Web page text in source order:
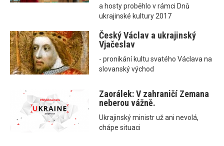
a hosty proběhlo v rámci Dnů
ukrajinské kultury 2017
Český Václav a ukrajinský
Vjačeslav
- pronikání kultu svatého Václava na
slovanský východ
Zaorálek: V zahraničí Zemana
neberou vážně.
Ukrajinský ministr už ani nevolá,
chápe situaci